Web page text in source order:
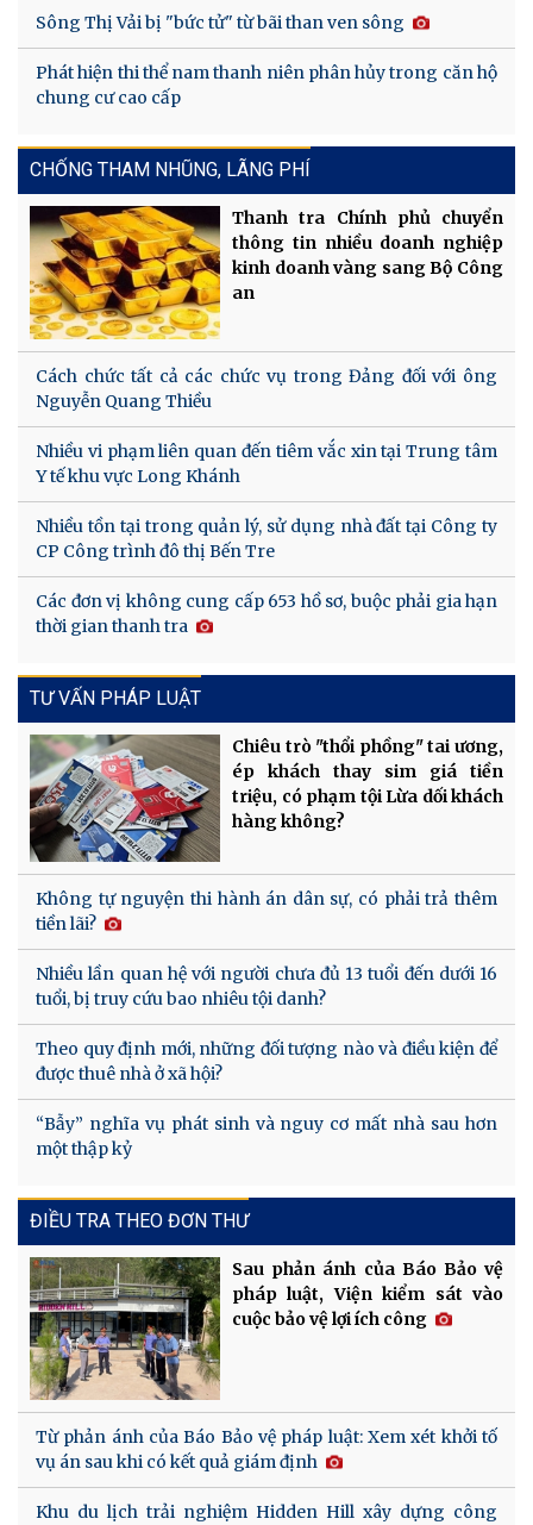
Sông Thị Vải bị "bức tử" từ bãi than ven sông
Phát hiện thi thể nam thanh niên phân hủy trong căn hộ
chung cư cao cấp
CHỐNG THAM NHŨNG, LÃNG PHÍ
Thanh tra Chính phủ chuyển
thông tin nhiều doanh nghiệp
kinh doanh vàng sang Bộ Công
an
Cách chức tất cả các chức vụ trong Đảng đối với ông
Nguyễn Quang Thiều
Nhiều vi phạm liên quan đến tiêm vắc xin tại Trung tâm
Y tế khu vực Long Khánh
Nhiều tồn tại trong quản lý, sử dụng nhà đất tại Công ty
CP Công trình đô thị Bến Tre
Các đơn vị không cung cấp 653 hồ sơ, buộc phải gia hạn
thời gian thanh tra
TƯ VẤN PHÁP LUẬT
Chiêu trò "thổi phồng" tai ương,
ép khách thay sim giá tiền
triệu, có phạm tội Lừa dối khách
hàng không?
Không tự nguyện thi hành án dân sự, có phải trả thêm
tiền lãi?
Nhiều lần quan hệ với người chưa đủ 13 tuổi đến dưới 16
tuổi, bị truy cứu bao nhiêu tội danh?
Theo quy định mới, những đối tượng nào và điều kiện để
được thuê nhà ở xã hội?
“Bẫy” nghĩa vụ phát sinh và nguy cơ mất nhà sau hơn
một thập kỷ
ĐIỀU TRA THEO ĐƠN THƯ
Sau phản ánh của Báo Bảo vệ
pháp luật, Viện kiểm sát vào
cuộc bảo vệ lợi ích công
Từ phản ánh của Báo Bảo vệ pháp luật: Xem xét khởi tố
vụ án sau khi có kết quả giám định
Khu du lịch trải nghiệm Hidden Hill xây dựng công